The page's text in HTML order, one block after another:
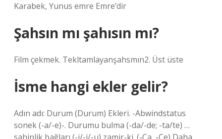
Karabek, Yunus emre Emre’dir
Şahsın mı şahısın mı?
Film çekmek. Tekltamlayanşahsmın2. Üst üste
İsme hangi ekler gelir?
Adın adı: Durum (Durum) Ekleri. -Abwindstatus
sonek (-a/-e)-. Durumu bulma (-da/-de; -ta/te) …